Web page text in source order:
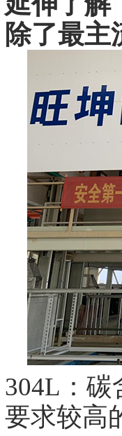
除了最主
304L：碳
要求较高